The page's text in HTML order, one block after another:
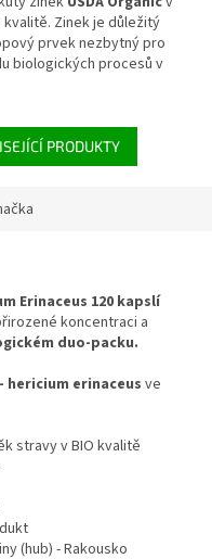
kvalitě. Zinek je důležitý
prvek nezbytný pro
biologických procesů v
PRODUKTY
Erinaceus 120 kapslí
koncentraci a
duo-packu.
hericium erinaceus ve
stravy v BIO kvalitě
(hub) - Rakousko